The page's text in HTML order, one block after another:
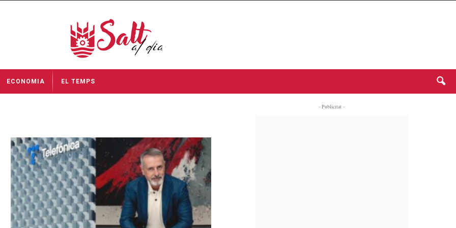
ECONOMIA EL TEMPS
- Publicitat -